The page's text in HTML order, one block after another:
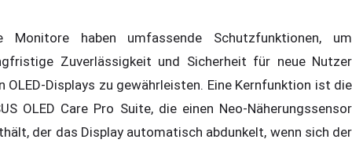
Monitore haben umfassende Schutzfunktionen, um
Zuverlässigkeit und Sicherheit für neue Nutzer
OLED-Displays zu gewährleisten. Eine Kernfunktion ist die
OLED Care Pro Suite, die einen Neo-Näherungssensor
der das Display automatisch abdunkelt, wenn sich der